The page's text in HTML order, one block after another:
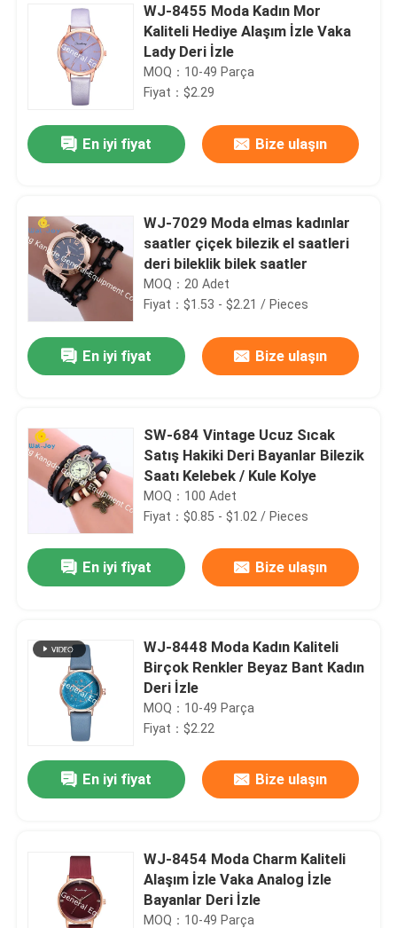
WJ-8455 Moda Kadın Mor
Kaliteli Hediye Alaşım İzle Vaka
Lady Deri İzle
MOQ：10-49 Parça
Fiyat：$2.29
En iyi fiyat Bize ulaşın
WJ-7029 Moda elmas kadınlar
saatler çiçek bilezik el saatleri
deri bileklik bilek saatler
MOQ：20 Adet
Fiyat：$1.53 - $2.21 / Pieces
En iyi fiyat Bize ulaşın
SW-684 Vintage Ucuz Sıcak
Satış Hakiki Deri Bayanlar Bilezik
Saatı Kelebek / Kule Kolye
MOQ：100 Adet
Fiyat：$0.85 - $1.02 / Pieces
En iyi fiyat Bize ulaşın
WJ-8448 Moda Kadın Kaliteli
Birçok Renkler Beyaz Bant Kadın
Deri İzle
MOQ：10-49 Parça
Fiyat：$2.22
En iyi fiyat Bize ulaşın
WJ-8454 Moda Charm Kaliteli
Alaşım İzle Vaka Analog İzle
Bayanlar Deri İzle
MOQ：10-49 Parça